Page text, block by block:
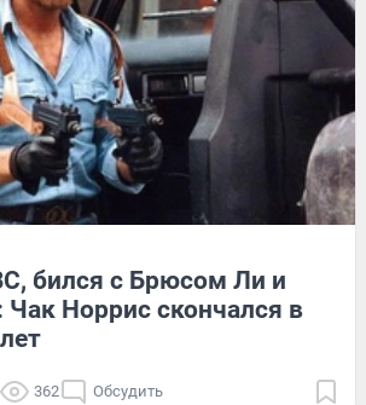
бился с Брюсом Ли и
Норрис скончался в
362 Обсудить